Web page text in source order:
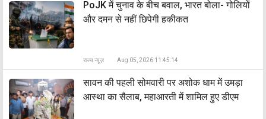
PoJK में चुनाव के बीच बवाल, भारत बोला- गोलियों
और दमन से नहीं छिपेगी हकीकत
राज्य न्यूज़ Aug 05, 2026 11:45:14
सावन की पहली सोमवारी पर अशोक धाम में उमड़ा
आस्था का सैलाब, महाआरती में शामिल हुए डीएम